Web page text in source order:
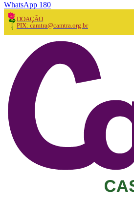
WhatsApp 180
DOAÇÃO
PIX: camtra@camtra.org.br